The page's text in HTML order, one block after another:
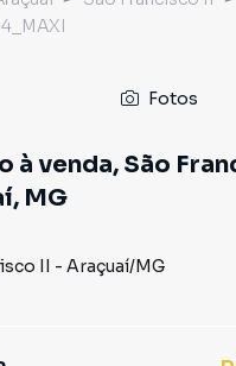
Fotos
à venda, São
MG
II - Araçuaí/MG